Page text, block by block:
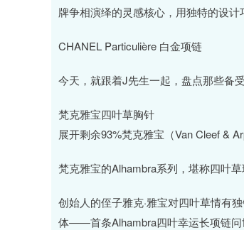
牌争相演绎的灵感核心，用独特的设计
CHANEL Particulière 白金项链
今天，就跟着J先生一起，盘点那些备
梵克雅宝四叶草胸针
展开剩余93%梵克雅宝（Van Cleef &
梵克雅宝的Alhambra系列，堪称四叶
创始人的侄子雅克·雅宝对四叶草情有
体——首条Alhambra四叶幸运长项链问